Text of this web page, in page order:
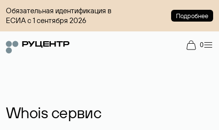
Обязательная идентификация в
ЕСИА с 1 сентября 2026
Подробнее
0
Whois сервис